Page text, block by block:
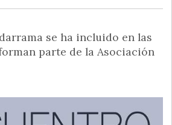
se ha incluido en las
parte de la Asociación